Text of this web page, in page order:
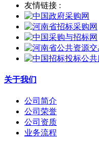
友情链接 :
关于我们
公司简介
公司荣誉
公司资质
业务流程